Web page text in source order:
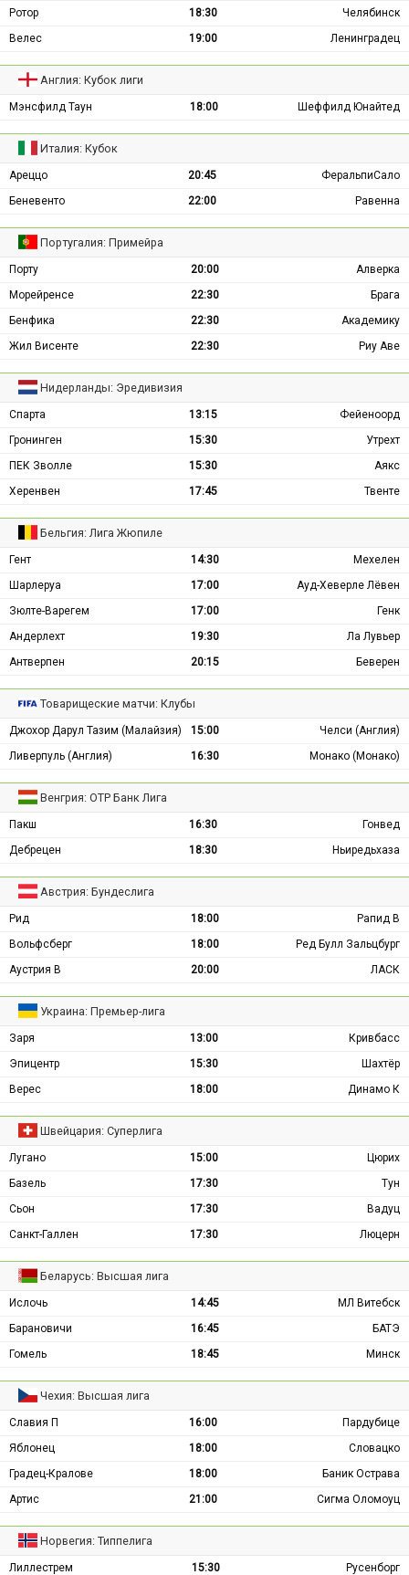
Ротор 18:30
Челябинск
Велес
19:00 Ленинградец
Англия: Кубок лиги
Мэнсфилд Таун 18:00 Шеффилд Юнайтед
Италия: Кубок
Ареццо 20:45
ФеральпиСало
Беневенто
22:00 Равенна
Португалия: Примейра
Порту 20:00
Алверка
Морейренсе
22:30
Брага
Бенфика
22:30
Академику
Жил Висенте
22:30 Риу Аве
Нидерланды: Эредивизия
Спарта 13:15
Фейеноорд
Гронинген
15:30
Утрехт
ПЕК Зволле
15:30
Аякс
Херенвен
17:45 Твенте
Бельгия: Лига Жюпиле
Гент 14:30
Мехелен
Шарлеруа
17:00
Ауд-Хеверле Лёвен
Зюлте-Варегем
17:00
Генк
Андерлехт
19:30
Ла Лувьер
Антверпен
20:15 Беверен
Товарищеские матчи: Клубы
Джохор Дарул Тазим (Малайзия) 15:00
Челси (Англия)
Ливерпуль (Англия)
16:30 Монако (Монако)
Венгрия: ОТР Банк Лига
Пакш 16:30
Гонвед
Дебрецен
18:30 Ньиредьхаза
Австрия: Бундеслига
Рид 18:00
Рапид В
Вольфсберг
18:00
Ред Булл Зальцбург
Аустрия В
20:00 ЛАСК
Украина: Премьер-лига
Заря 13:00
Кривбасс
Эпицентр
15:30
Шахтёр
Верес
18:00 Динамо К
Швейцария: Суперлига
Лугано 15:00
Цюрих
Базель
17:30
Тун
Сьон
17:30
Вадуц
Санкт-Галлен
17:30 Люцерн
Беларусь: Высшая лига
Ислочь 14:45
МЛ Витебск
Барановичи
16:45
БАТЭ
Гомель
18:45 Минск
Чехия: Высшая лига
Славия П 16:00
Пардубице
Яблонец
18:00
Словацко
Градец-Кралове
18:00
Баник Острава
Артис
21:00 Сигма Оломоуц
Норвегия: Типпелига
Лиллестрем 15:30
Русенборг